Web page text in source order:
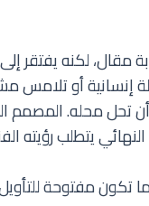
لكنه يفتقر إلى
إنسانية أو
أن تحل محله.
يتطلب رؤيته
تكون مفتوحة